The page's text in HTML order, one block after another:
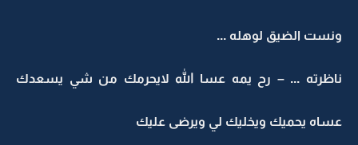
ونست الضيق لوهله ...
ناظرته ... – رح يمه عسا الله لايحرمك من شي يسعدك
عساه يحميك ويخليك لي ويرضى عليك